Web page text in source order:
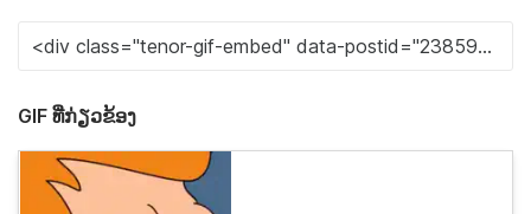
GIF ທີ່ກ່ຽວຂ້ອງ